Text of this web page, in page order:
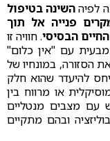
לפיההשינה בטיפול
פנייה אל תוך
הבסיסי. חוויה זו
עם "אין כלום"
הסזורה, במונחיו של
להיעדר שהוא חלק
או מרווח בין
עם מצבים מנטליים
ובהם מתקיים